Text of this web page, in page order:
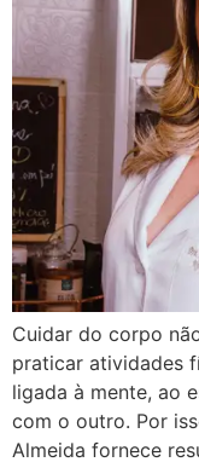
Cuidar do corpo
praticar atividades
ligada à mente, ao
com o outro. Por
Almeida fornece